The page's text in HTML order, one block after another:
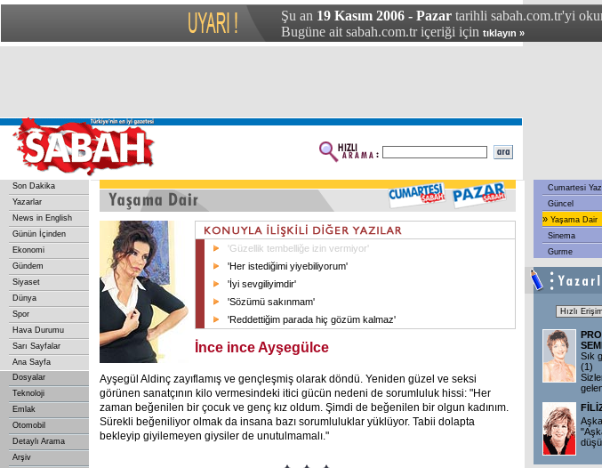
Şu an 19 Kasım 2006 - Pazar tarihli sabah.com.tr'yi
Bugüne ait sabah.com.tr içeriği için tıklayın »
Son Dakika
Yazarlar
News in English
Günün İçinden
Ekonomi
Gündem
Siyaset
Dünya
Spor
Hava Durumu
Sarı Sayfalar
Ana Sayfa
Dosyalar
Teknoloji
Emlak
Otomobil
Detaylı Arama
Arşiv
'Güzellik tembelliğe izin vermiyor'
'Her istediğimi yiyebiliyorum'
'İyi sevgiliyimdir'
'Sözümü sakınmam'
'Reddettiğim parada hiç gözüm kalmaz'
İnce ince Ayşegülce
Ayşegül Aldinç zayıflamış ve gençleşmiş olarak döndü. Yeniden güzel ve seksi
görünen sanatçının kilo vermesindeki itici gücün nedeni de sorumluluk hissi: "Her
zaman beğenilen bir çocuk ve genç kız oldum. Şimdi de beğenilen bir olgun kadınım.
Sürekli beğeniliyor olmak da insana bazı sorumluluklar yüklüyor. Tabii dolapta
bekleyip giyilemeyen giysiler de unutulmamalı."
Cumartesi
Güncel
» Yaşama Dair
Sinema
Gurme
Sık
(1)